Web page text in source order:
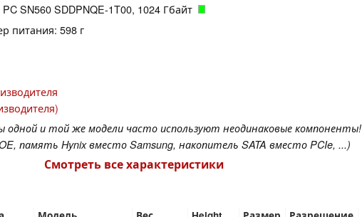
PC SN560 SDDPNQE-1T00, 1024 Гбайт
питания: 598 г
одной и той же модели часто используют неодинаковые компоненты!
память Hynix вместо Samsung, накопитель SATA вместо PCIe, ...)
Смотреть все характеристики